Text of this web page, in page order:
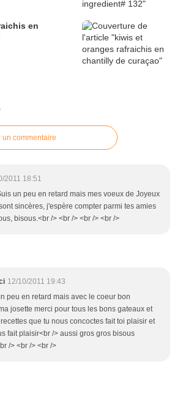
en
un commentaire
2011 18:51
un peu en retard mais mes voeux de Joyeux
sincères, j'espère compter parmi tes amies
bisous.<br /> <br /> <br /> <br />
12/10/2011 19:43
peu en retard mais avec le coeur bon
josette merci pour tous les bons gateaux et
que tu nous concoctes fait toi plaisir et
fait plaisir<br /> aussi gros gros bisous
/> <br /> <br />